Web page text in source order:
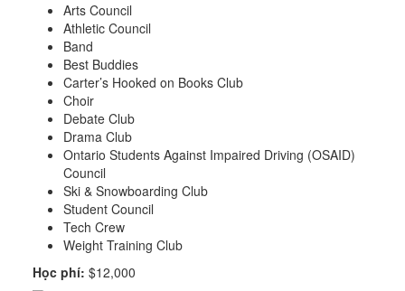
Arts Council
Athletic Council
Band
Best Buddies
Carter’s Hooked on Books Club
Choir
Debate Club
Drama Club
Ontario Students Against Impaired Driving (OSAID)
Council
Ski & Snowboarding Club
Student Council
Tech Crew
Weight Training Club
Học phí: $12,000